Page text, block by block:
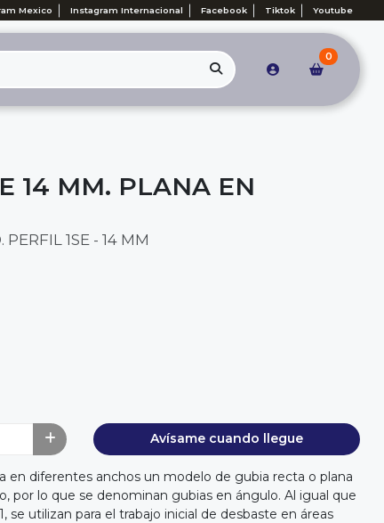
Mexico Instagram Internacional Facebook Tiktok Youtube
0
14 MM. PLANA EN
1SE - 14 MM
Avísame cuando llegue
en diferentes anchos un modelo de gubia recta o plana
por lo que se denominan gubias en ángulo. Al igual que
se utilizan para el trabajo inicial de desbaste en áreas